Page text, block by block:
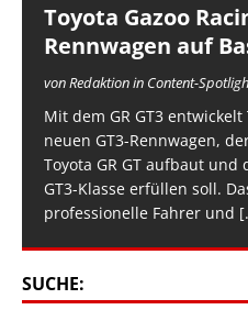
Toyota Gazoo
Rennwagen auf
von Redaktion in Content-
Mit dem GR GT3
neuen GT3-Rennwagen,
Toyota GR GT aufbaut
GT3-Klasse erfüllen soll.
professionelle Fahrer und
SUCHE: